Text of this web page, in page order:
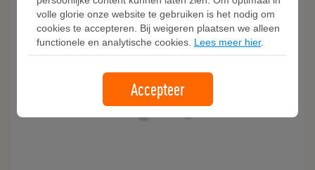
volle glorie onze website te gebruiken is het nodig om
cookies te accepteren. Bij weigeren plaatsen we alleen
functionele en analytische cookies. Lees meer hier.
Accepteer